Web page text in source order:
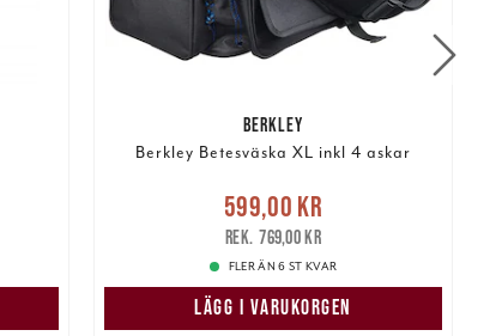
BERKLEY
Berkley Betesväska XL inkl 4 askar
Nuvarande pris
Tidigare pris
599,00 kr
769,00 kr
FLER ÄN 6 ST KVAR
LÄGG I VARUKORGEN